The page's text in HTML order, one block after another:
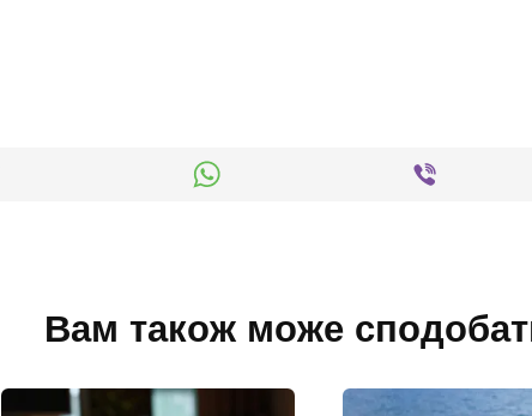
Вам також може